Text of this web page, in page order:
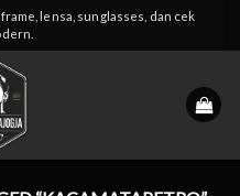
lensa, sunglasses, dan cek